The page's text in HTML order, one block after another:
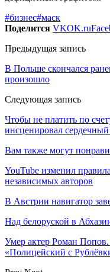
#бизнес#маск
Поделится VKOK.ru
Предыдущая запись
В Польше скончался
произошло
Следующая запись
Чтобы не платить по
инсценировал
Вам также могут
YouTube изменил
независимых авторов
В Австрии навигатор
Над белоруской в
Умер актер Роман
«Полицейский с